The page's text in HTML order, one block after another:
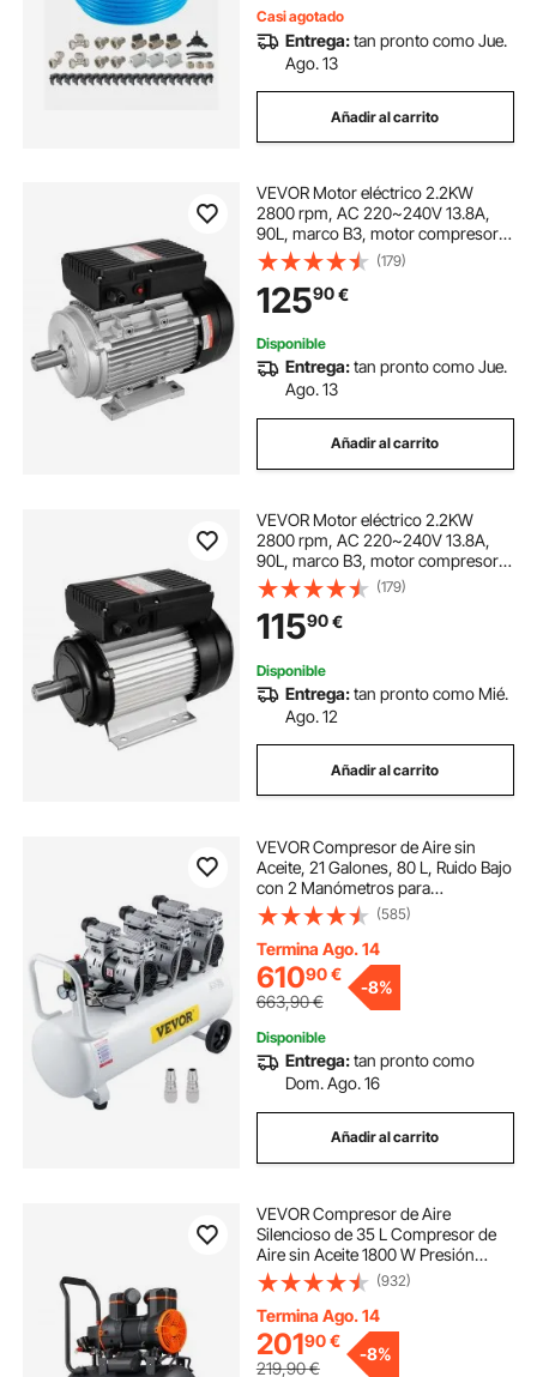
Casi agotado
Entrega:tan pronto como Jue.
Ago. 13
Añadir al carrito
VEVOR Motor eléctrico 2.2KW
2800 rpm, AC 220~240V 13.8A,
90L, marco B3, motor compresor
de aire monofásico, eje con llave de
24 mm, rotación CW/CCW para
maquinaria agrícola y equipos
generales
(179)
12590€
Disponible
Entrega:tan pronto como Jue.
Ago. 13
Añadir al carrito
VEVOR Motor eléctrico 2.2KW
2800 rpm, AC 220~240V 13.8A,
90L, marco B3, motor compresor
de aire monofásico, eje con llave de
24 mm, rotación CW/CCW para
maquinaria agrícola y equipos
generales
(179)
11590€
Disponible
Entrega:tan pronto como Mié.
Ago. 12
Añadir al carrito
VEVOR Compresor de Aire sin
Aceite, 21 Galones, 80 L, Ruido Bajo
con 2 Manómetros para
Reparación de Casa, Limpieza de
Calefacción por Suelo Radiante,
Pintura de Chapa, Pistola de Aire de
Acero
(585)
Termina Ago. 14
61090€
663,90€
-8%
Disponible
Entrega:tan pronto como
Dom. Ago. 16
Añadir al carrito
VEVOR Compresor de Aire
Silencioso de 35 L Compresor de
Aire sin Aceite 1800 W Presión
Máxima de 3,5 Mpa Motor sin
Aceite 70 dB para Reparación de
Automóviles Inflado de Neumáticos
Pintura a Pistola
(932)
Termina Ago. 14
20190€
219,90€
-8%